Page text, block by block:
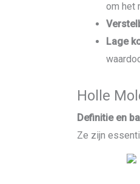
om het
Lage
Holle
Definitie en
Ze zijn